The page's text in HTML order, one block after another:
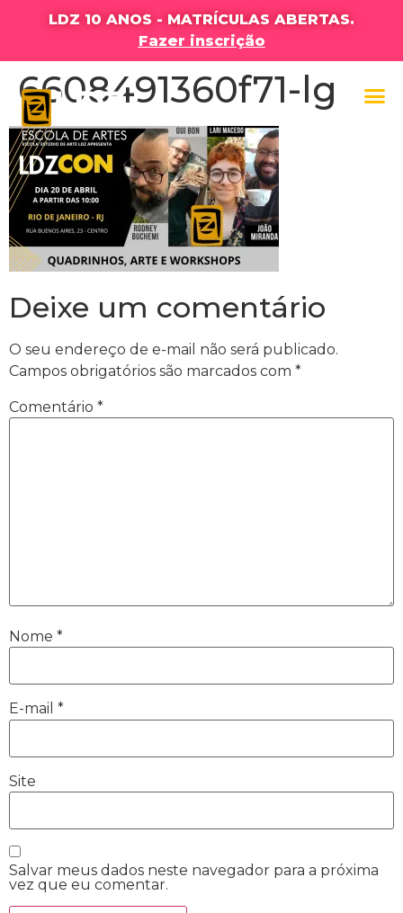
LDZ 10 ANOS - MATRÍCULAS ABERTAS.
Fazer inscrição
6608491360f71-lg
Deixe um comentário
O seu endereço de e-mail não será publicado.
Campos obrigatórios são marcados com *
Comentário *
Nome *
E-mail *
Site
Salvar meus dados neste navegador para a próxima
vez que eu comentar.